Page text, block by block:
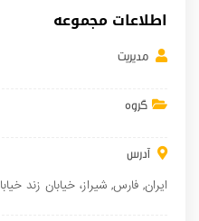
اطلاعات مجموعه
مدیریت
گروه
آدرس
ایران, فارس, شیراز، خیابان زند